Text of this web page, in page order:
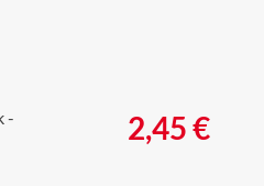
Regulärer Preis:
2,45 €